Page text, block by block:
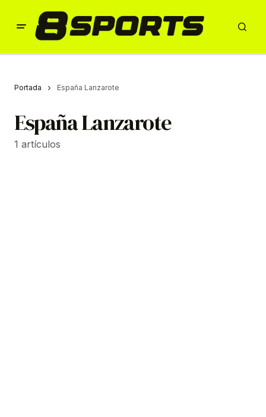
Portada España Lanzarote
España Lanzarote
1 artículos